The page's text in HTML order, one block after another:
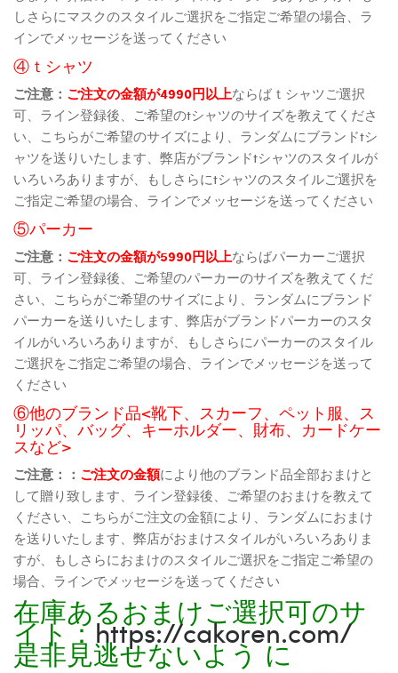
しさらにマスクのスタイルご選択をご指定ご希望の場合、ラ
インでメッセージを送ってください
④ｔシャツ
ご注意： ご注文の金額が4990円以上ならばｔシャツご選択
可、ライン登録後、ご希望のtシャツのサイズを教えてくださ
い、こちらがご希望のサイズにより、ランダムにブランドtシ
ャツを送りいたします、弊店がブランドtシャツのスタイルが
いろいろありますが、もしさらにtシャツのスタイルご選択を
ご指定ご希望の場合、ラインでメッセージを送ってください
⑤パーカー
ご注意： ご注文の金額が5990円以上ならばパーカーご選択
可、ライン登録後、ご希望のパーカーのサイズを教えてくだ
さい、こちらがご希望のサイズにより、ランダムにブランド
パーカーを送りいたします、弊店がブランドパーカーのスタ
イルがいろいろありますが、もしさらにパーカーのスタイル
ご選択をご指定ご希望の場合、ラインでメッセージを送って
ください
⑥他のブランド品<靴下、スカーフ、ペット服、ス
リッパ、バッグ、キーホルダー、財布、カードケー
スなど>
ご注意：： ご注文の金額により他のブランド品全部おまけと
して贈り致します、ライン登録後、ご希望のおまけを教えて
ください、こちらがご注文の金額により、ランダムにおまけ
を送りいたします、弊店がおまけスタイルがいろいろありま
すが、もしさらにおまけのスタイルご選択をご指定ご希望の
場合、ラインでメッセージを送ってください
在庫あるおまけご選択可のサ
イト：https://cakoren.com/
是非見逃せないよう に